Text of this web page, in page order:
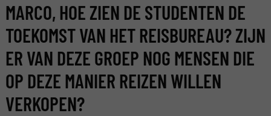
MARCO, HOE ZIEN DE STUDENTEN DE
TOEKOMST VAN HET REISBUREAU? ZIJN
ER VAN DEZE GROEP NOG MENSEN DIE
OP DEZE MANIER REIZEN WILLEN
VERKOPEN?